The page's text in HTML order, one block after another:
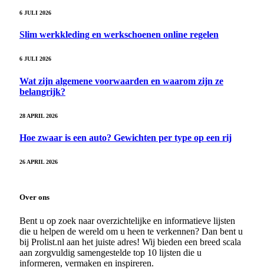
6 JULI 2026
Slim werkkleding en werkschoenen online regelen
6 JULI 2026
Wat zijn algemene voorwaarden en waarom zijn ze
belangrijk?
28 APRIL 2026
Hoe zwaar is een auto? Gewichten per type op een rij
26 APRIL 2026
Over ons
Bent u op zoek naar overzichtelijke en informatieve lijsten
die u helpen de wereld om u heen te verkennen? Dan bent u
bij Prolist.nl aan het juiste adres! Wij bieden een breed scala
aan zorgvuldig samengestelde top 10 lijsten die u
informeren, vermaken en inspireren.